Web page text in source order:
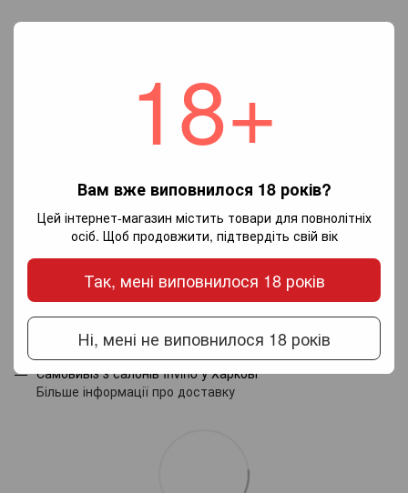
18+
Вам вже виповнилося 18 років?
Цей інтернет-магазин містить товари для повнолітніх
осіб. Щоб продовжити, підтвердіть свій вік
Так, мені виповнилося 18 років
Ні, мені не виповнилося 18 років
Написати відгук
Доставка Оплата Гарантія
Новою поштою по Україні - за тарифами перевізника.
Самовивіз з салонів Invino у Харкові
Більше інформації про доставку